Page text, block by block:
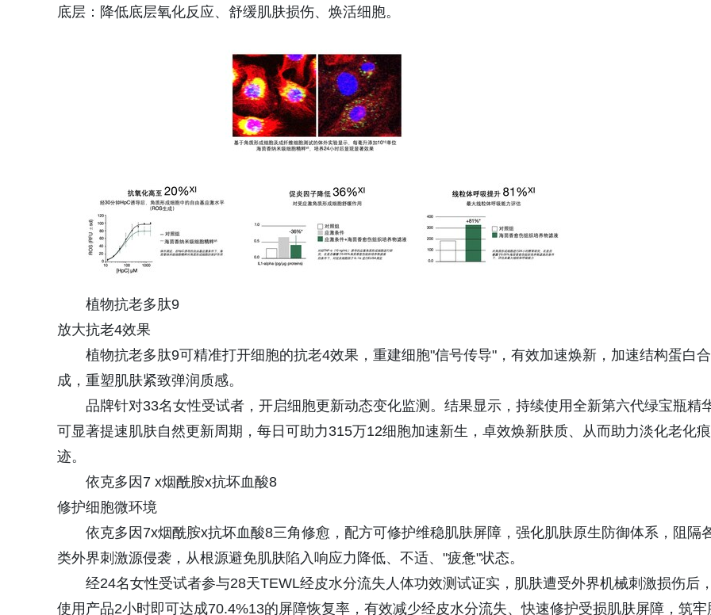
底层：降低底层氧化反应、舒缓肌肤损伤、焕活细胞。
植物抗老多肽9
放大抗老4效果
植物抗老多肽9可精准打开细胞的抗老4效果，重建细胞"信号传导"，有效加速焕新，加速结构蛋白合
成，重塑肌肤紧致弹润质感。
品牌针对33名女性受试者，开启细胞更新动态变化监测。结果显示，持续使用全新第六代绿宝瓶精
可显著提速肌肤自然更新周期，每日可助力315万12细胞加速新生，卓效焕新肤质、从而助力淡化老化痕
迹。
依克多因7 x烟酰胺x抗坏血酸8
修护细胞微环境
依克多因7x烟酰胺x抗坏血酸8三角修愈，配方可修护维稳肌肤屏障，强化肌肤原生防御体系，阻隔
类外界刺激源侵袭，从根源避免肌肤陷入响应力降低、不适、"疲惫"状态。
经24名女性受试者参与28天TEWL经皮水分流失人体功效测试证实，肌肤遭受外界机械刺激损伤后
使用产品2小时即可达成70.4%13的屏障恢复率，有效减少经皮水分流失、快速修护受损肌肤屏障，筑牢